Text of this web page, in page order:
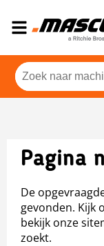
Pagina
De
gevonden. Kijk
bekijk onze
zoekt.